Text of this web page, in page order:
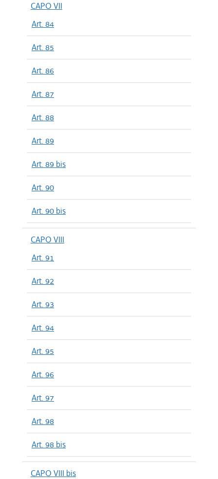
CAPO VII
Art. 84
Art. 85
Art. 86
Art. 87
Art. 88
Art. 89
Art. 89 bis
Art. 90
Art. 90 bis
CAPO VIII
Art. 91
Art. 92
Art. 93
Art. 94
Art. 95
Art. 96
Art. 97
Art. 98
Art. 98 bis
CAPO VIII bis